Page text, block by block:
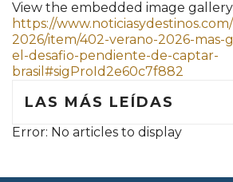
View the embedded image
https://
2026/item/402-verano-2026-mas-
el-desafio-pendiente-de-captar-
brasil#sigProId2e60c7f882
LAS MÁS LEÍDAS
Error: No articles to display